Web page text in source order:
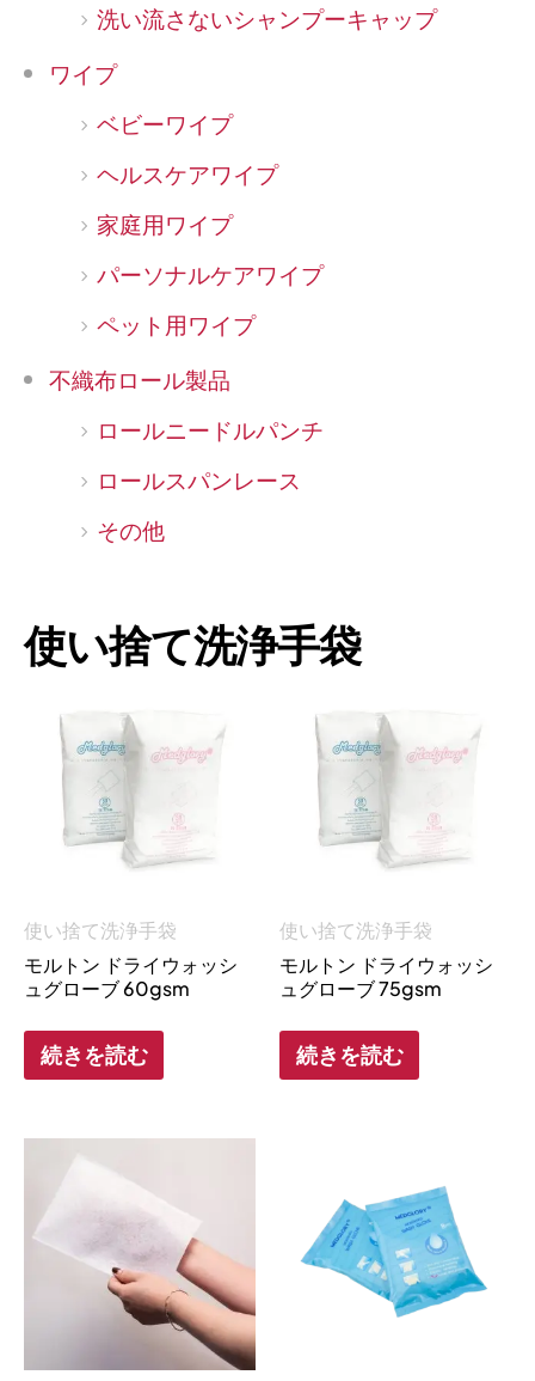
洗い流さないシャンプーキャップ
ワイプ
ベビーワイプ
ヘルスケアワイプ
家庭用ワイプ
パーソナルケアワイプ
ペット用ワイプ
不織布ロール製品
ロールニードルパンチ
ロールスパンレース
その他
使い捨て洗浄手袋
使い捨て洗浄手袋
モルトン ドライウォッシ
ュグローブ 60gsm
続きを読む
使い捨て洗浄手袋
モルトン ドライウォッシ
ュグローブ 75gsm
続きを読む